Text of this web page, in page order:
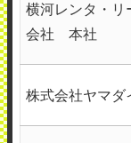
横河レンタ・リ
会社 本社
株式会社ヤマダ